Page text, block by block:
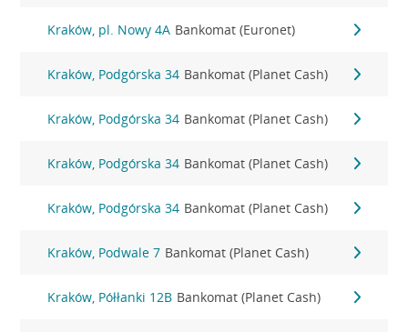
Kraków, pl. Nowy 4A Bankomat (Euronet)
Kraków, Podgórska 34 Bankomat (Planet Cash)
Kraków, Podgórska 34 Bankomat (Planet Cash)
Kraków, Podgórska 34 Bankomat (Planet Cash)
Kraków, Podgórska 34 Bankomat (Planet Cash)
Kraków, Podwale 7 Bankomat (Planet Cash)
Kraków, Półłanki 12B Bankomat (Planet Cash)